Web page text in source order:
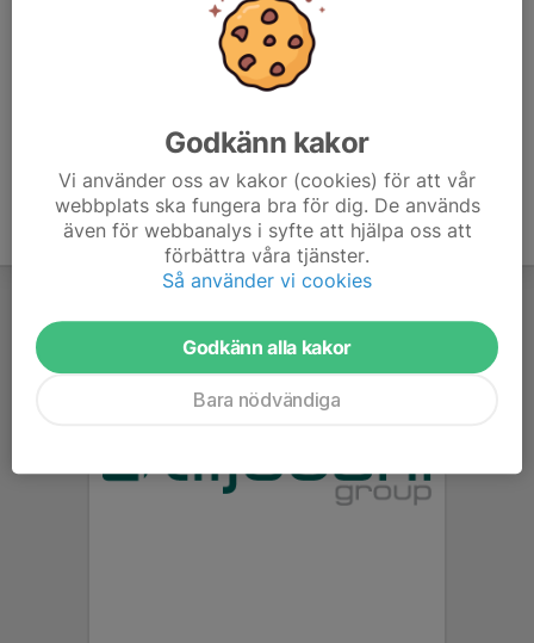
Godkänn kakor
Vi använder oss av kakor (cookies) för att vår
webbplats ska fungera bra för dig. De används
även för webbanalys i syfte att hjälpa oss att
förbättra våra tjänster.
Så använder vi cookies
Godkänn alla kakor
Bara nödvändiga